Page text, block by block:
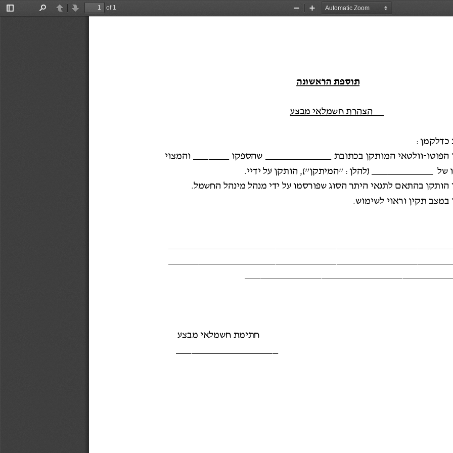
Toggle
PreviousNext
of 1
Zoom
Zoom
תוספת הראשונה
הצהרת חשמלאי מבצע
כדלקמן:
הפוטו-וולטאי המותקן בכתובת _____________ שהספקו _______ והמצוי
הותקן בהתאם לתנאי היתר הסוג שפורסמו על ידי מנהל מינהל החשמל.
חתימת חשמלאי מבצע